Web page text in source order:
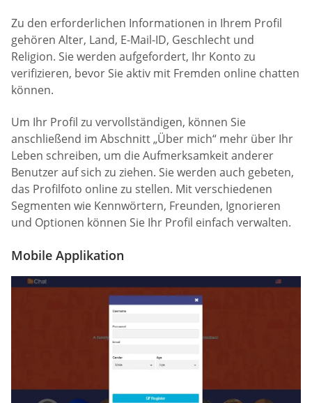
Zu den erforderlichen Informationen in Ihrem Profil
gehören Alter, Land, E-Mail-ID, Geschlecht und
Religion. Sie werden aufgefordert, Ihr Konto zu
verifizieren, bevor Sie aktiv mit Fremden online chatten
können.
Um Ihr Profil zu vervollständigen, können Sie
anschließend im Abschnitt „Über mich“ mehr über Ihr
Leben schreiben, um die Aufmerksamkeit anderer
Benutzer auf sich zu ziehen. Sie werden auch gebeten,
das Profilfoto online zu stellen. Mit verschiedenen
Segmenten wie Kennwörtern, Freunden, Ignorieren
und Optionen können Sie Ihr Profil einfach verwalten.
Mobile Applikation